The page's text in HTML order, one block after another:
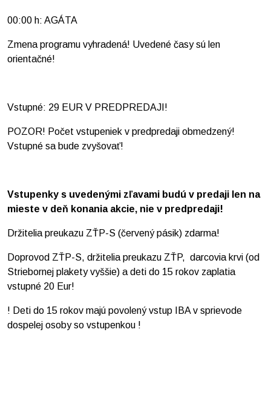
00:00 h: AGÁTA
Zmena programu vyhradená! Uvedené časy sú len
orientačné!
Vstupné: 29 EUR V PREDPREDAJI!
POZOR! Počet vstupeniek v predpredaji obmedzený!
Vstupné sa bude zvyšovať!
Vstupenky s uvedenými zľavami budú v predaji len na
mieste v deň konania akcie, nie v predpredaji!
Držitelia preukazu ZŤP-S (červený pásik) zdarma!
Doprovod ZŤP-S, držitelia preukazu ZŤP, darcovia krvi (od
Striebornej plakety vyššie) a deti do 15 rokov zaplatia
vstupné 20 Eur!
! Deti do 15 rokov majú povolený vstup IBA v sprievode
dospelej osoby so vstupenkou !